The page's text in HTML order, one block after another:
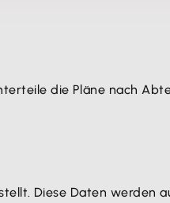
die Pläne nach
Diese Daten werden